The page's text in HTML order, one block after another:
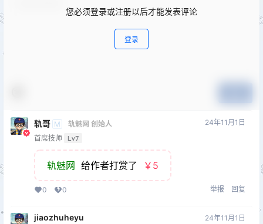
您必须登录或注册以后才能发表评论
登录
轨哥 M
轨魅网 创始人
首席技师 Lv7
24年11月1日
轨魅网 给作者打赏了 ￥5
0 0 举报 回复
jiaozhuheyu 24年11月1日